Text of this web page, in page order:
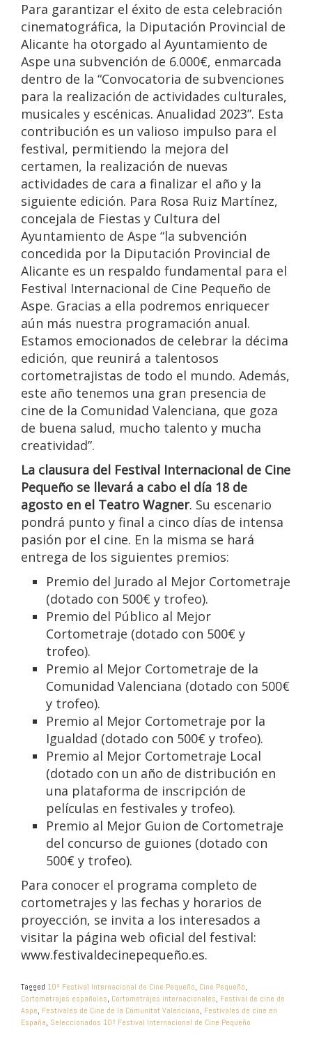
Para garantizar el éxito de esta celebración
cinematográfica, la Diputación Provincial de
Alicante ha otorgado al Ayuntamiento de
Aspe una subvención de 6.000€, enmarcada
dentro de la “Convocatoria de subvenciones
para la realización de actividades culturales,
musicales y escénicas. Anualidad 2023”. Esta
contribución es un valioso impulso para el
festival, permitiendo la mejora del
certamen, la realización de nuevas
actividades de cara a finalizar el año y la
siguiente edición. Para Rosa Ruiz Martínez,
concejala de Fiestas y Cultura del
Ayuntamiento de Aspe “la subvención
concedida por la Diputación Provincial de
Alicante es un respaldo fundamental para el
Festival Internacional de Cine Pequeño de
Aspe. Gracias a ella podremos enriquecer
aún más nuestra programación anual.
Estamos emocionados de celebrar la décima
edición, que reunirá a talentosos
cortometrajistas de todo el mundo. Además,
este año tenemos una gran presencia de
cine de la Comunidad Valenciana, que goza
de buena salud, mucho talento y mucha
creatividad”.
La clausura del Festival Internacional de Cine
Pequeño se llevará a cabo el día 18 de
agosto en el Teatro Wagner. Su escenario
pondrá punto y final a cinco días de intensa
pasión por el cine. En la misma se hará
entrega de los siguientes premios:
Premio del Jurado al Mejor Cortometraje
(dotado con 500€ y trofeo).
Premio del Público al Mejor
Cortometraje (dotado con 500€ y
trofeo).
Premio al Mejor Cortometraje de la
Comunidad Valenciana (dotado con 500€
y trofeo).
Premio al Mejor Cortometraje por la
Igualdad (dotado con 500€ y trofeo).
Premio al Mejor Cortometraje Local
(dotado con un año de distribución en
una plataforma de inscripción de
películas en festivales y trofeo).
Premio al Mejor Guion de Cortometraje
del concurso de guiones (dotado con
500€ y trofeo).
Para conocer el programa completo de
cortometrajes y las fechas y horarios de
proyección, se invita a los interesados a
visitar la página web oficial del festival:
www.festivaldecinepequeño.es.
Tagged 10º Festival Internacional de Cine Pequeño, Cine Pequeño,
Cortometrajes españoles, Cortometrajes internacionales, Festival de cine de
Aspe, Festivales de Cine de la Comunitat Valenciana, Festivales de cine en
España, Seleccionados 10º Festival Internacional de Cine Pequeño